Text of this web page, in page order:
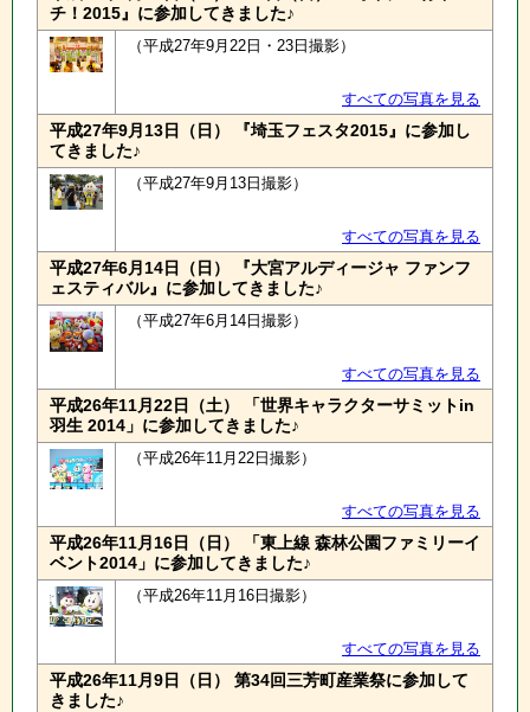
チ！2015』に参加してきました♪
（平成27年9月22日・23日撮影）
すべての写真を見る
平成27年9月13日（日） 『埼玉フェスタ2015』に参加し
てきました♪
（平成27年9月13日撮影）
すべての写真を見る
平成27年6月14日（日） 『大宮アルディージャ ファンフ
ェスティバル』に参加してきました♪
（平成27年6月14日撮影）
すべての写真を見る
平成26年11月22日（土） 「世界キャラクターサミットin
羽生 2014」に参加してきました♪
（平成26年11月22日撮影）
すべての写真を見る
平成26年11月16日（日） 「東上線 森林公園ファミリーイ
ベント2014」に参加してきました♪
（平成26年11月16日撮影）
すべての写真を見る
平成26年11月9日（日） 第34回三芳町産業祭に参加して
きました♪